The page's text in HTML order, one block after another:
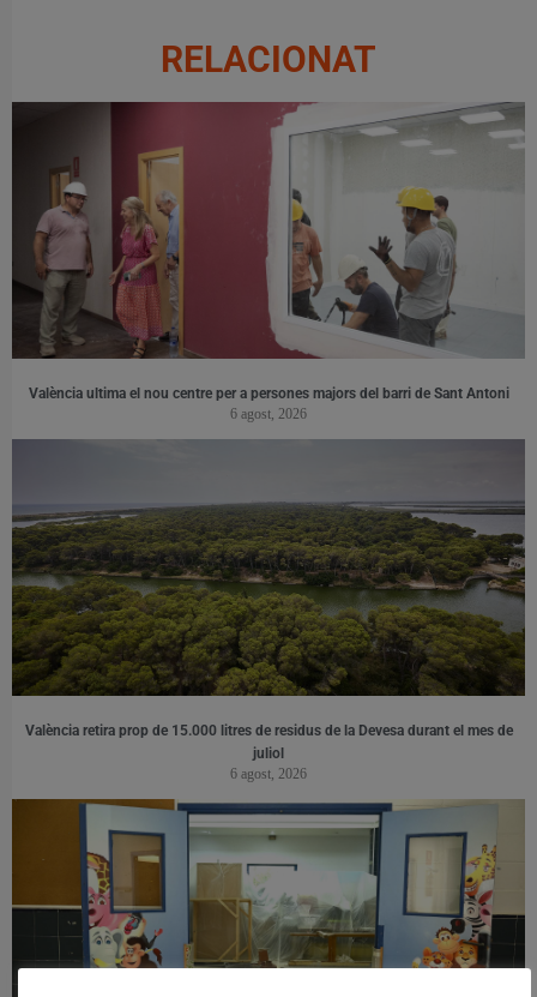
RELACIONAT
València ultima el nou centre per a persones majors del barri de Sant Antoni
6 agost, 2026
València retira prop de 15.000 litres de residus de la Devesa durant el mes de
juliol
6 agost, 2026